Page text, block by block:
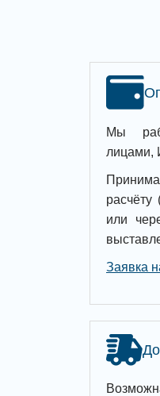
Мы
лицами,
расчёту
или
Заявка